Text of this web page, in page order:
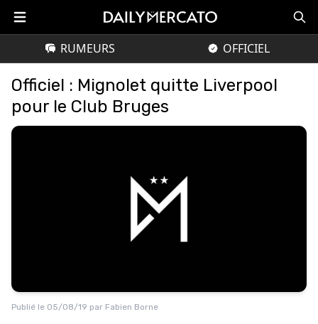
RUMEURS OFFICIEL
Officiel : Mignolet quitte Liverpool
pour le Club Bruges
Publié le 05/08/19 par Fabien Borne